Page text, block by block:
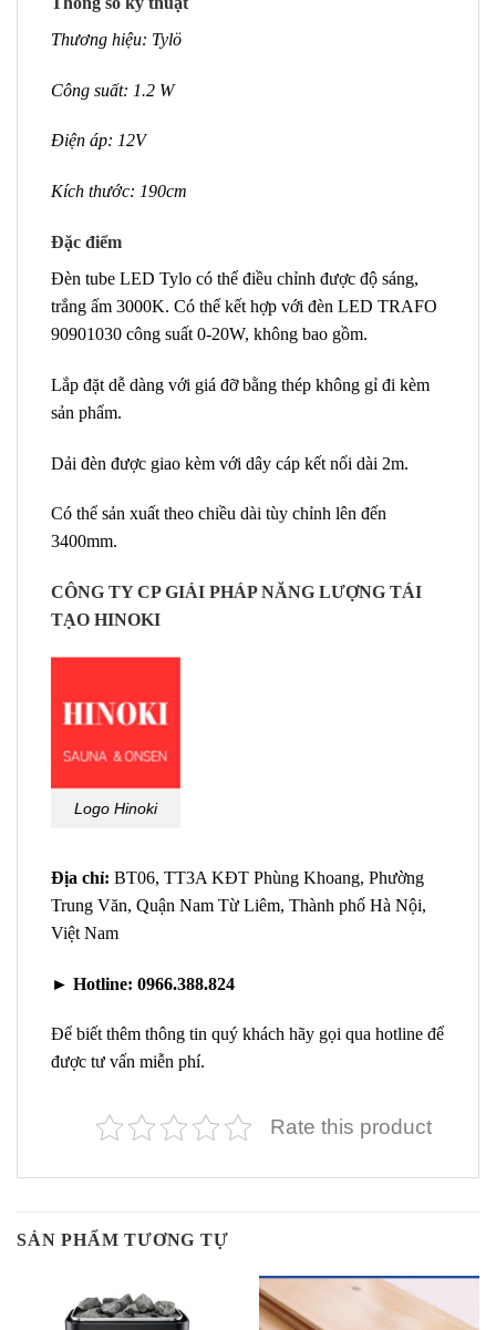
Thương hiệu: Tylö
Công suất: 1.2 W
Điện áp: 12V
Kích thước: 190cm
Đặc điểm
Đèn tube LED Tylo có thể điều chỉnh được độ sáng,
trắng ấm 3000K. Có thể kết hợp với đèn LED TRAFO
90901030 công suất 0-20W, không bao gồm.
Lắp đặt dễ dàng với giá đỡ bằng thép không gỉ đi kèm
sản phẩm.
Dải đèn được giao kèm với dây cáp kết nối dài 2m.
Có thể sản xuất theo chiều dài tùy chỉnh lên đến
3400mm.
CÔNG TY CP GIẢI PHÁP NĂNG LƯỢNG TÁI
TẠO HINOKI
Logo Hinoki
Địa chỉ: BT06, TT3A KĐT Phùng Khoang, Phường
Trung Văn, Quận Nam Từ Liêm, Thành phố Hà Nội,
Việt Nam
► Hotline: 0966.388.824
Để biết thêm thông tin quý khách hãy gọi qua hotline để
được tư vấn miễn phí.
Rate this product
SẢN PHẨM TƯƠNG TỰ